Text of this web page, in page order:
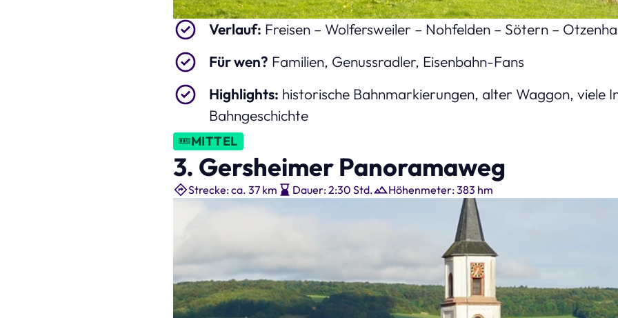
St. Wendeler Land
Verlauf: Freisen – Wolfersweiler – Nohfelden – Sötern –
Für wen? Familien, Genussradler, Eisenbahn-Fans
Highlights: historische Bahnmarkierungen, alter Waggon, viele
Bahngeschichte
MITTEL
3. Gersheimer Panoramaweg
Strecke: ca. 37 km Dauer: 2:30 Std. Höhenmeter: 383 hm